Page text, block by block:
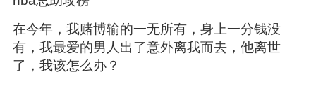
在今年，我赌博输的一无所有，身上一分钱没
有，我最爱的男人出了意外离我而去，他离世
了，我该怎么办？